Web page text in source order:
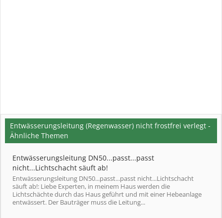
Entwässerungsleitung (Regenwasser) nicht frostfrei verlegt -
Ähnliche Themen
Entwässerungsleitung DN50...passt...passt
nicht...Lichtschacht säuft ab!
Entwässerungsleitung DN50...passt...passt nicht...Lichtschacht
säuft ab!: Liebe Experten, in meinem Haus werden die
Lichtschächte durch das Haus geführt und mit einer Hebeanlage
entwässert. Der Bauträger muss die Leitung...